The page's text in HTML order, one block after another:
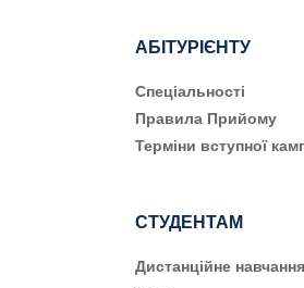
АБІТУРІЄНТУ
Cпеціальності
Правила Прийому
Терміни вступної
СТУДЕНТАМ
Дистанційне